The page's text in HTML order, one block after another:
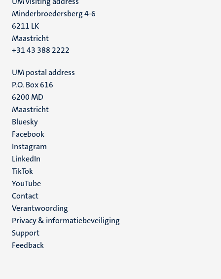
Minderbroedersberg 4-6
6211 LK
Maastricht
+31 43 388 2222
UM postal address
P.O. Box 616
6200 MD
Maastricht
Social
media
Bluesky
Facebook
Instagram
LinkedIn
TikTok
YouTube
Menu
footer
(NL)
Contact
Verantwoording
Privacy & informatiebeveiliging
Support
Feedback